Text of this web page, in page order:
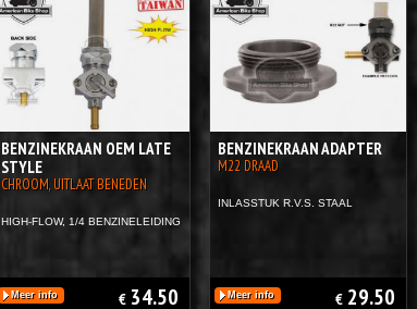
BENZINEKRAAN OEM LATE
STYLE
CHROOM, UITLAAT BENEDEN
HIGH-FLOW, 1/4 BENZINELEIDING
Meer info € 34.50
BENZINEKRAAN ADAPTER
M22 DRAAD
INLASSTUK R.V.S. STAAL
Meer info € 29.50